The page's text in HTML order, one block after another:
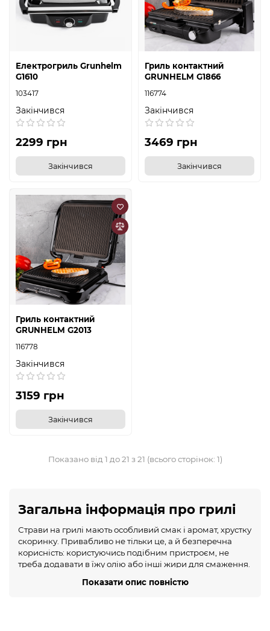
Електрогриль Grunhelm
G1610
103417
Закінчився
2299 грн
Закінчився
Гриль контактний
GRUNHELM G1866
116774
Закінчився
3469 грн
Закінчився
Гриль контактний
GRUNHELM G2013
116778
Закінчився
3159 грн
Закінчився
Показано від 1 до 21 з 21 (всього сторінок: 1)
Загальна інформація про грилі
Страви на грилі мають особливий смак і аромат, хрустку
скоринку. Привабливо не тільки це, а й безперечна
корисність: користуючись подібним пристроєм, не
треба додавати в їжу олію або інші жири для смаження.
варто його купувати.Показати опис повністю
Показати опис повністю